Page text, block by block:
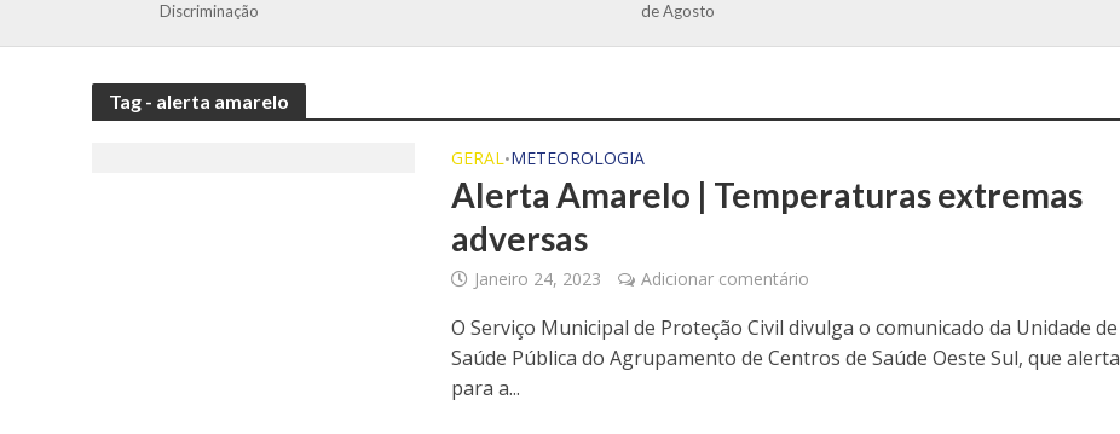
Discriminação
de Agosto
Tag - alerta amarelo
GERAL•METEOROLOGIA
Alerta Amarelo | Temperaturas extremas
adversas
Janeiro 24, 2023 Adicionar comentário
O Serviço Municipal de Proteção Civil divulga o comunicado da Unidade de
Saúde Pública do Agrupamento de Centros de Saúde Oeste Sul, que alerta
para a...